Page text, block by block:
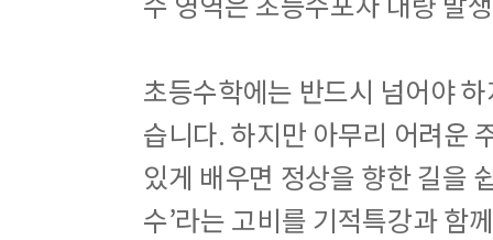
초등수학에는 반드시 넘어야
습니다. 하지만 아무리 어려운
있게 배우면 정상을 향한 길을
수’라는 고비를 기적특강과 함